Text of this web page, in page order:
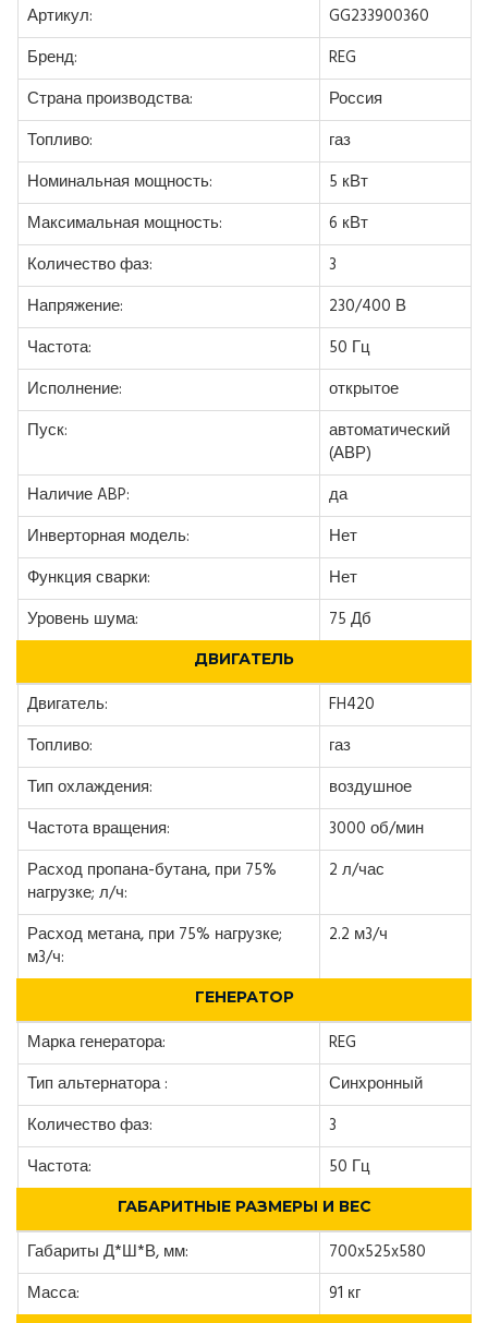
Артикул:
GG233900360
Бренд:
REG
Страна производства:
Россия
Топливо:
газ
Номинальная мощность:
5 кВт
Максимальная мощность:
6 кВт
Количество фаз:
3
Напряжение:
230/400 В
Частота:
50 Гц
Исполнение:
открытое
Пуск:
автоматический
(АВР)
Наличие ABP:
да
Инверторная модель:
Нет
Функция сварки:
Нет
Уровень шума:
75 Дб
ДВИГАТЕЛЬ
Двигатель:
FH420
Топливо:
газ
Тип охлаждения:
воздушное
Частота вращения:
3000 об/мин
Расход пропана-бутана, при 75%
нагрузке; л/ч:
2 л/час
Расход метана, при 75% нагрузке;
м3/ч:
2.2 м3/ч
ГЕНЕРАТОР
Марка генератора:
REG
Тип альтернатора :
Синхронный
Количество фаз:
3
Частота:
50 Гц
ГАБАРИТНЫЕ РАЗМЕРЫ И ВЕС
Габариты Д*Ш*В, мм:
700x525x580
Масса:
91 кг